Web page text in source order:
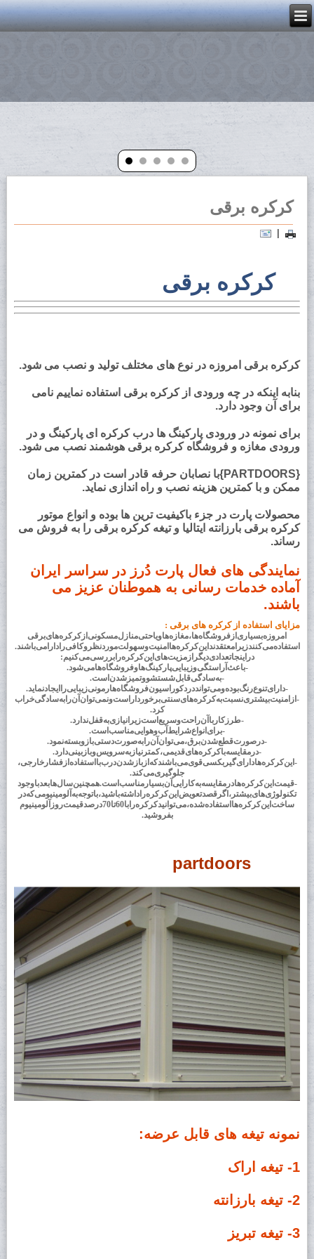
کرکره برقی
کرکره برقی
کرکره برقی امروزه در نوع های مختلف تولید و نصب می شود.
بنابه اینکه در چه ورودی از کرکره برقی استفاده نماییم نامی
برای آن وجود دارد.
برای نمونه در ورودی پارکینگ ها درب کرکره ای پارکینگ و در
ورودی مغازه و فروشگاه کرکره برقی هوشمند نصب می شود.
{PARTDOORS}با نصابان حرفه قادر است در کمترین زمان
ممکن و با کمترین هزینه نصب و راه اندازی نماید.
محصولات پارت در جزء باکیفیت ترین ها بوده و انواع موتور
کرکره برقی بارزانته ایتالیا و تیغه کرکره برقی را به فروش می
رساند.
نمایندگی های فعال پارت دُرز در سراسر ایران
آماده خدمات رسانی به هموطنان عزیز می
باشند.
مزایای استفاده از کرکره های برقی :
امروزه بسیاری از فروشگاه ها، مغازه ها و یا حتی منازل مسکونی از کرکره های برقی
استفاده می کنند زیرا معتقدند این کرکره ها امنیت و سهولت مورد نظر و کافی را دارا می باشند.
در اینجا تعدادی دیگر از مزیت های این کرکره را بررسی می کنیم :
- باعث آراستگی و زیبایی پارکینگ ها و فروشگاه ها می شود.
- به سادگی قابل شستشو و تمیز شدن است.
- دارای تنوع رنگ بوده و می تواند در دکوراسیون فروشگاه هارمونی زیبایی را ایجاد نماید.
- از امنیت بیشتری نسبت به کرکره های سنتی برخوردار است و نمی توان آن را به سادگی خراب
کرد.
- طرز کار با آن راحت و سریع است زیرا نیازی به قفل ندارد.
- برای انواع شرایط آب و هوایی مناسب است.
- در صورت قطع شدن برق ، می توان آن را به صورت دستی باز و بسته نمود.
- در مقایسه با کرکره های قدیمی، کمتر نیاز به سرویس و بازبینی دارد.
- این کرکره ها دارای گیربکسی قوی می باشند که از باز شدن درب با استفاده از فشار خارجی،
جلوگیری می کند.
- قیمت این کرکره ها در مقایسه به کارایی آن بسیار مناسب است. همچنین سال ها بعد با وجود
تکنولوژی های بیشتر، اگر قصد تعویض این کرکره را داشته باشید ، با توجه به آلومینیومی که در
ساخت این کرکره ها استفاده شده ، می توانید کرکره را با 60 تا 70 درصد قیمت روز آلومینیوم
بفروشید.
partdoors
نمونه تیغه های قابل عرضه:
1- تیغه اراک
2- تیغه بارزانته
3- تیغه تبریز